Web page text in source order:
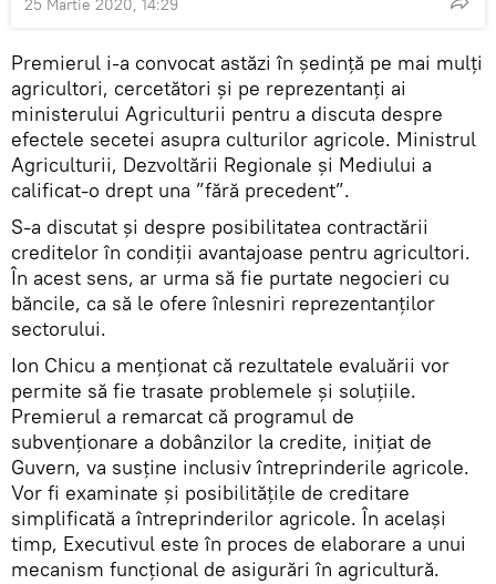
25 Martie 2020, 14:29
Premierul i-a convocat astăzi în ședință pe mai mulți
agricultori, cercetători și pe reprezentanți ai
ministerului Agriculturii pentru a discuta despre
efectele secetei asupra culturilor agricole. Ministrul
Agriculturii, Dezvoltării Regionale și Mediului a
calificat-o drept una ”fără precedent”.
S-a discutat și despre posibilitatea contractării
creditelor în condiții avantajoase pentru agricultori.
În acest sens, ar urma să fie purtate negocieri cu
băncile, ca să le ofere înlesniri reprezentanților
sectorului.
Ion Chicu a menționat că rezultatele evaluării vor
permite să fie trasate problemele și soluțiile.
Premierul a remarcat că programul de
subvenționare a dobânzilor la credite, inițiat de
Guvern, va susține inclusiv întreprinderile agricole.
Vor fi examinate și posibilitățile de creditare
simplificată a întreprinderilor agricole. În același
timp, Executivul este în proces de elaborare a unui
mecanism funcțional de asigurări în agricultură.